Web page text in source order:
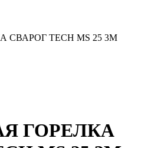
TECH MS 25 3М
ГОРЕЛКА